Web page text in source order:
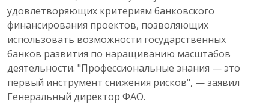
удовлетворяющих критериям банковского
финансирования проектов, позволяющих
использовать возможности государственных
банков развития по наращиванию масштабов
деятельности. "Профессиональные знания — это
первый инструмент снижения рисков", — заявил
Генеральный директор ФАО.